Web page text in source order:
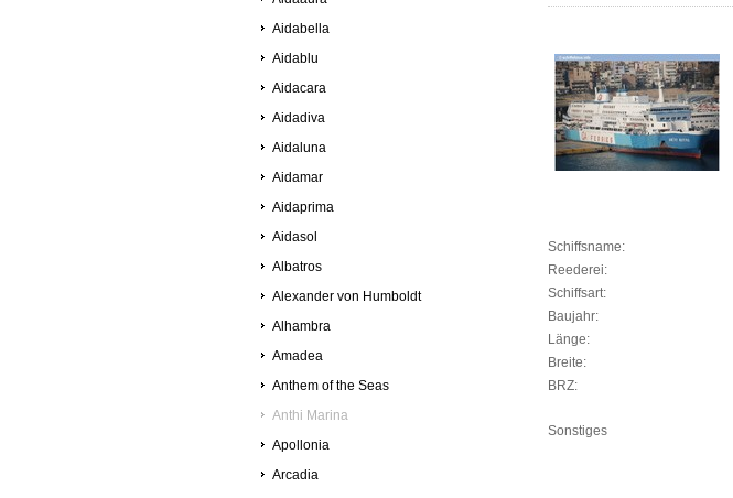
Aidabella
Aidablu
Aidacara
Aidadiva
Aidaluna
Aidamar
Aidaprima
Aidasol
Albatros
Alexander von Humboldt
Alhambra
Amadea
Anthem of the Seas
Anthi Marina
Apollonia
Arcadia
Schiffsname:
Reederei:
Schiffsart:
Baujahr:
Länge:
Breite:
BRZ:
Sonstiges